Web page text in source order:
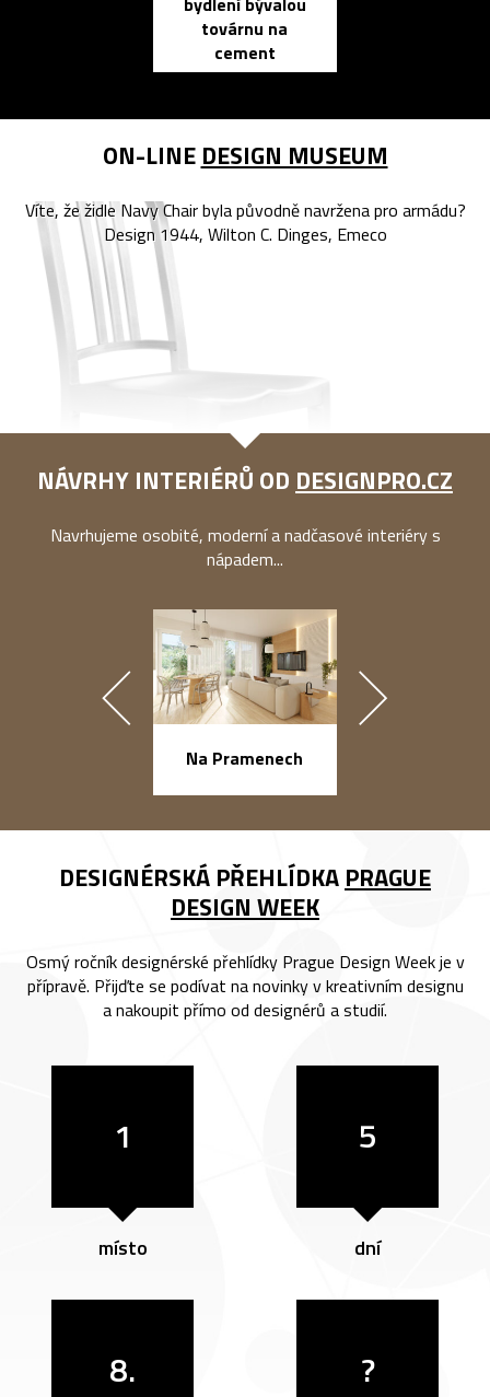
továrnu na
cement
ON-LINE DESIGN MUSEUM
Víte, že židle Navy Chair byla původně navržena pro armádu?
Design 1944, Wilton C. Dinges, Emeco
NÁVRHY INTERIÉRŮ OD DESIGNPRO.CZ
Navrhujeme osobité, moderní a nadčasové interiéry s
nápadem...
Na Pramenech
DESIGNÉRSKÁ PŘEHLÍDKA PRAGUE
DESIGN WEEK
Osmý ročník designérské přehlídky Prague Design Week je v
přípravě. Přijďte se podívat na novinky v kreativním designu
a nakoupit přímo od designérů a studií.
1
místo
5
dní
8. ?